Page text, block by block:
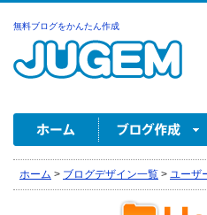
無料ブログをかんたん作成
ホーム > ブログデザイン一覧 > ユーザ